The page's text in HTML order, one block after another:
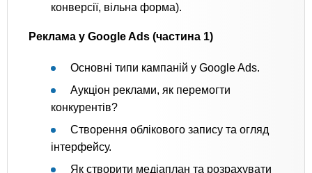
конверсії, вільна форма).
Реклама у Google Ads (частина 1)
Основні типи кампаній у Google Ads.
Аукціон реклами, як перемогти
конкурентів?
Створення облікового запису та огляд
інтерфейсу.
Як створити медіаплан та розрахувати